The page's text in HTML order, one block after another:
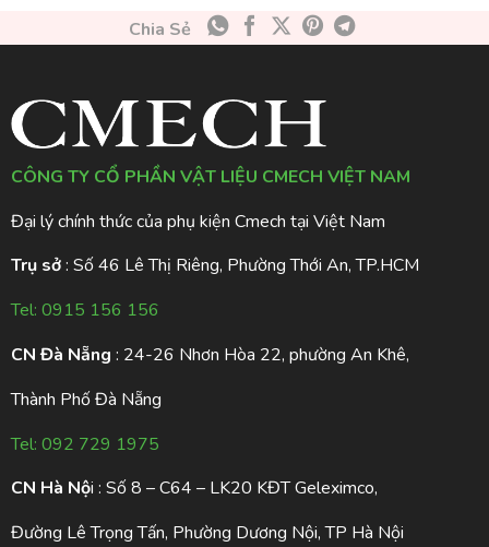
Chia Sẻ
CÔNG TY CỔ PHẦN VẬT LIỆU CMECH VIỆT NAM
Đại lý chính thức của phụ kiện Cmech tại Việt Nam
Trụ sở: Số 46 Lê Thị Riêng, Phường Thới An, TP.HCM
Tel: 0915 156 156
CN Đà Nẵng : 24-26 Nhơn Hòa 22, phường An Khê,
Thành Phố Đà Nẵng
Tel: 092 729 1975
CN Hà Nội : Số 8 – C64 – LK20 KĐT Geleximco,
Đường Lê Trọng Tấn, Phường Dương Nội, TP Hà Nội